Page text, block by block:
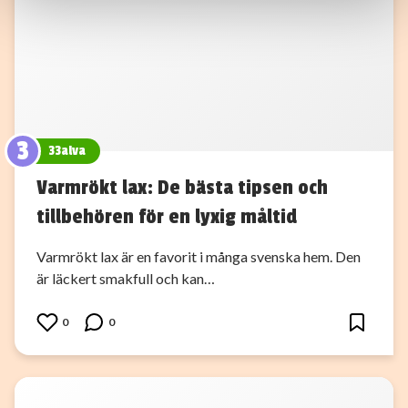
3 33alva
Varmrökt lax: De bästa tipsen och
tillbehören för en lyxig måltid
Varmrökt lax är en favorit i många svenska hem. Den
är läckert smakfull och kan…
0 0